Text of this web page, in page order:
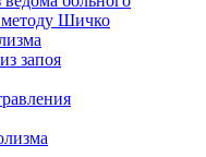
методу Шичко
запоя